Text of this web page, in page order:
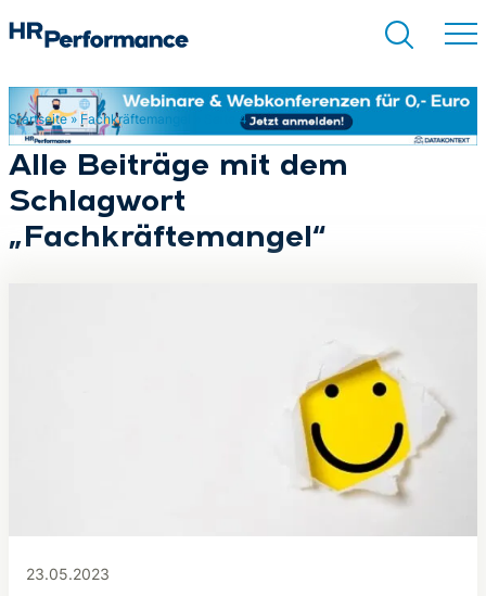
Suchen
Startseite» Fachkräftemangel Seite 4
Alle Beiträge mit dem
Schlagwort
„Fachkräftemangel“
23.05.2023